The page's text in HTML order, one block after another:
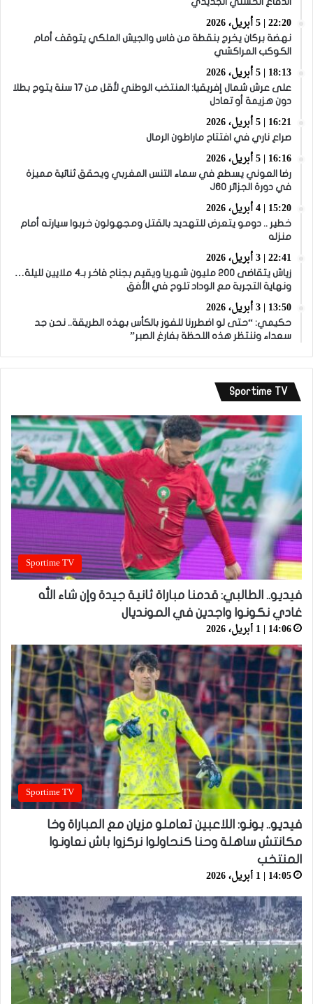
22:20 | 5 أبريل، 2026
نهضة بركان يخرج بنقطة من فاس والجيش الملكي يتوقف أمام
الكوكب المراكشي
18:13 | 5 أبريل، 2026
على عرش شمال إفريقيا: المنتخب الوطني لأقل من 17 سنة يتوج بطلا
دون هزيمة أو تعادل
16:21 | 5 أبريل، 2026
صراع ناري في افتتاح ماراطون الرمال
16:16 | 5 أبريل، 2026
رضا العوني يسطع في سماء التنس المغربي ويحقق ثنائية مميزة
في دورة الجزائر J60
15:20 | 4 أبريل، 2026
خطير .. دومو يتعرض للتهديد بالقتل ومجهولون خربوا سيارته أمام
منزله
22:41 | 3 أبريل، 2026
زياش يتقاضى 200 مليون شهريا ويقيم بجناح فاخر بـ4 ملايين لليلة…
ونهاية التجربة مع الوداد تلوح في الأفق
13:50 | 3 أبريل، 2026
حكيمي: “حتى لو اضطررنا للفوز بالكأس بهذه الطريقة.. نحن جد
سعداء وننتظر هذه اللحظة بفارغ الصبر”
Sportime TV
Sportime TV
فيديو.. الطالبي: قدمنا مباراة ثانية جيدة وإن شاء الله
غادي نكونوا واجدين في المونديال
14:06 | 1 أبريل، 2026
Sportime TV
فيديو.. بونو: اللاعبين تعاملو مزيان مع المباراة وخا
مكانتش ساهلة وحنا كنحاولوا نركزوا باش نعاونوا
المنتخب
14:05 | 1 أبريل، 2026